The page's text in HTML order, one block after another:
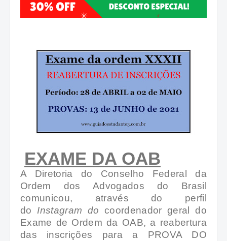
EXAME DA OAB
A Diretoria do Conselho Federal da
Ordem dos Advogados do Brasil
comunicou, através do perfil
do
Instagram do coordenador geraldo
Exame de Ordem da OAB, a reabertura
das inscrições para a PROVA DO